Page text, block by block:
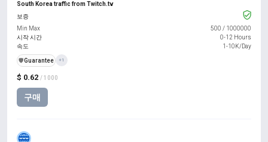
South Korea traffic from Twitch.tv
$ 0.62 / 1000
구매
보증
Min Max
500 / 1000000
시작 시간
0-12 Hours
속도
1-10K/Day
️🛡️Guarantee +1